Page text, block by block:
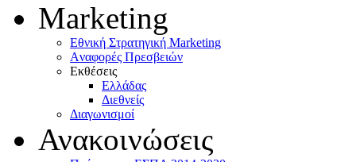
Marketing
Eθνική Στρατηγική Marketing
Aναφορές Πρεσβειών
Eκθέσεις
Eλλάδας
Διεθνείς
Διαγωνισμοί
Ανακοινώσεις